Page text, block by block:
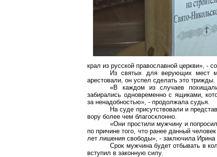
крал из русской православной церкви», -
Из святых для верующих мест
арестовали, он успел сделать это трижды.
«В каждом из случаев
забирались одновременно с ящиками,
за ненадобностью», - продолжала судья.
На суде присутствовали и
вору более чем благосклонно.
«Они простили мужчину и
по причине того, что ранее данный
лет лишения свободы», - заключила Ирина
Срок мужчина будет отбывать в
вступил в законную силу.